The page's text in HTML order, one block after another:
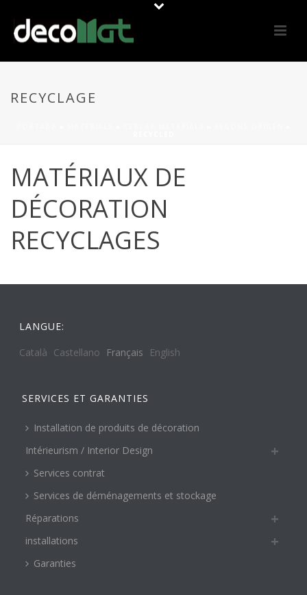
RECYCLAGE
MATÉRIAUX DE
DÉCORATION
RECYCLAGES
LANGUE:
Català Castellano Français English
SERVICES ET GARANTIES
Installation de produits de décoration
Intérieurism / Interior Design
Services contrat
Services de déménagements et stockage
Réparations
installations
Garanties